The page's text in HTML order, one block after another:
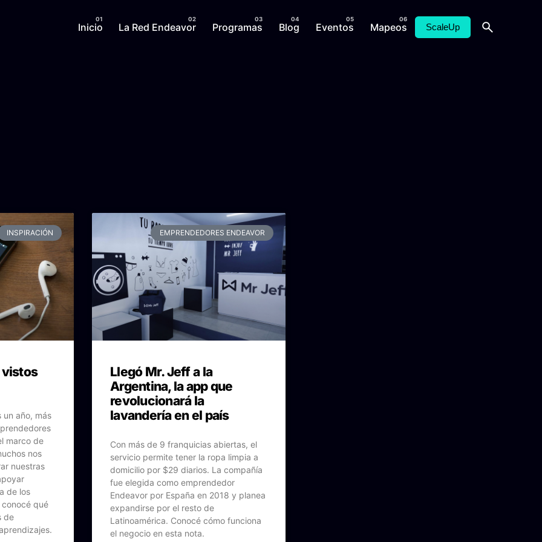
Inicio La Red Endeavor Programas Blog Eventos Mapeos ScaleUp
INSPIRACIÓN
vistos
un año, más
marco de
nos
nuestras
de los
qué
de
EMPRENDEDORES ENDEAVOR
Llegó Mr. Jeff a la
Argentina, la app que
revolucionará la
lavandería en el país
Con más de 9 franquicias abiertas, el
servicio permite tener la ropa limpia a
domicilio por $29 diarios. La compañía
fue elegida como emprendedor
Endeavor por España en 2018 y planea
expandirse por el resto de
Latinoamérica. Conocé cómo funciona
el negocio en esta nota.